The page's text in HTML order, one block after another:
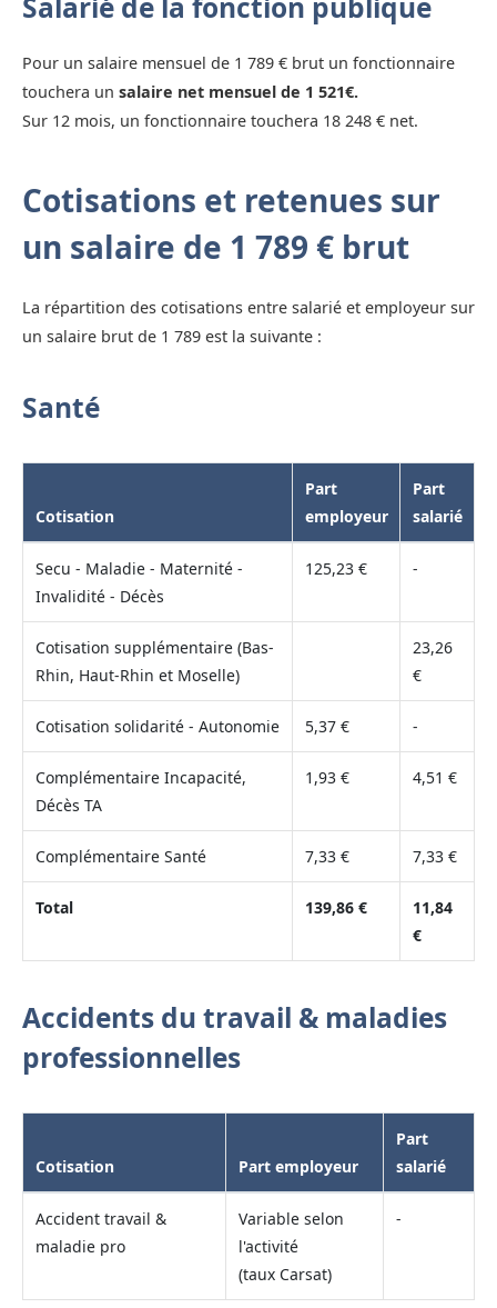
Salarié de la fonction publique
Pour un salaire mensuel de 1 789 € brut un fonctionnaire
touchera un salaire net mensuel de 1 521€.
Sur 12 mois, un fonctionnaire touchera 18 248 € net.
Cotisations et retenues sur
un salaire de 1 789 € brut
La répartition des cotisations entre salarié et employeur sur
un salaire brut de 1 789 est la suivante :
Santé
Cotisation
Part
employeur
Part
salarié
Secu - Maladie - Maternité -
Invalidité - Décès
125,23 € -
Cotisation supplémentaire (Bas-
Rhin, Haut-Rhin et Moselle)
23,26
€
Cotisation solidarité - Autonomie 5,37 € -
Complémentaire Incapacité,
Décès TA
1,93 € 4,51 €
Complémentaire Santé 7,33 € 7,33 €
Total 139,86 €
11,84
€
Accidents du travail & maladies
professionnelles
Cotisation Part employeur
Part
salarié
Accident travail &
maladie pro
Variable selon
l'activité
(taux Carsat)
-